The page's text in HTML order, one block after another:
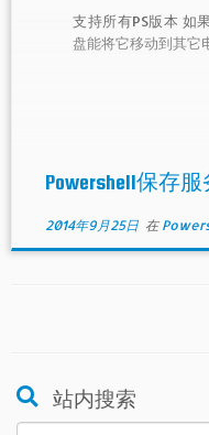
支持所有PS版本 如
盘能将它移动到其
Powershell保存
2014年9月25日在
站内搜索